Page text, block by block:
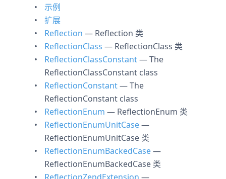
示例
扩展
Reflection — Reflection 类
ReflectionClass — ReflectionClass 类
ReflectionClassConstant— The
ReflectionClassConstant class
ReflectionConstant— The
ReflectionConstant class
ReflectionEnum — ReflectionEnum 类
ReflectionEnumUnitCase—
ReflectionEnumUnitCase 类
ReflectionEnumBackedCase—
ReflectionEnumBackedCase 类